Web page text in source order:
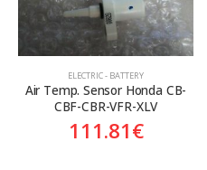
Γνήσιο
Γνήσιο
ELECTRIC - BATTERY
Air Temp. Sensor Honda CB-
CBF-CBR-VFR-XLV
111.81€